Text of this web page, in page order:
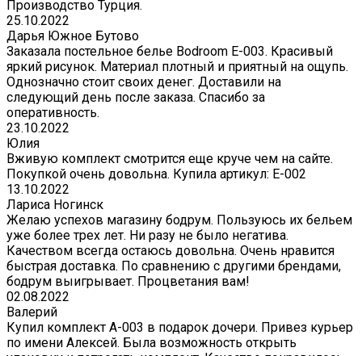
Производство Турция.
25.10.2022
Дарья Южное Бутово
Заказала постельное белье Bodroom E-003. Красивый
яркий рисунок. Материал плотный и приятный на ощупь.
Однозначно стоит своих денег. Доставили на
следующий день после заказа. Спасибо за
оперативность.
23.10.2022
Юлия
Вживую комплект смотрится еще круче чем на сайте.
Покупкой очень довольна. Купила артикул: E-002
13.10.2022
Лариса Ногинск
Желаю успехов магазину бодрум. Пользуюсь их бельем
уже более трех лет. Ни разу не было негатива.
Качеством всегда остаюсь довольна. Очень нравится
быстрая доставка. По сравнению с другими брендами,
бодрум выигрывает. Процветания вам!
02.08.2022
Валерий
Купил комплект A-003 в подарок дочери. Привез курьер
по имени Алексей. Была возможность открыть